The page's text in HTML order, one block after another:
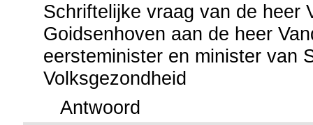
Schriftelijke vraag van de heer
Goidsenhoven aan de heer
eersteminister en minister van
Volksgezondheid
Antwoord